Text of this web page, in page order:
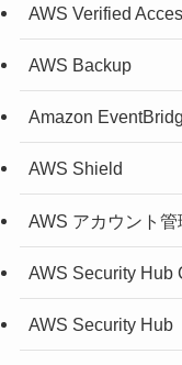
AWS Verified
AWS Backup
Amazon
AWS Shield
AWS アカウント管
AWS Security Hub
AWS Security Hub